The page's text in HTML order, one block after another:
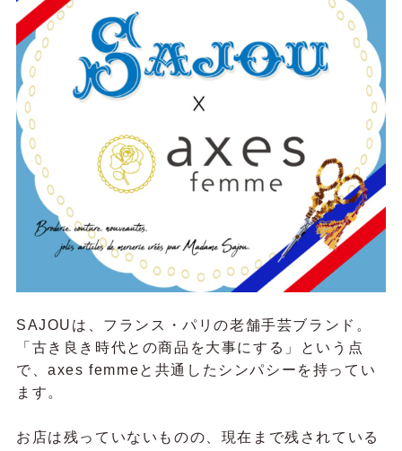
SAJOUは、 フランス・パリの老舗手芸ブランド。
「 古き良き時代との商品を大事にする」という点
で、axes femmeと共通したシンパシーを持ってい
ます。
お店は残っていないものの、現在まで残されている